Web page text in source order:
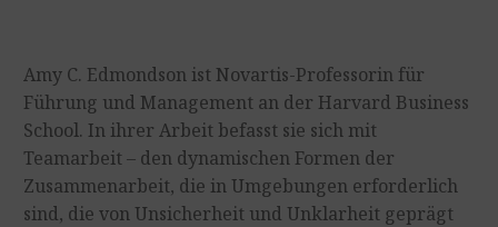
Amy C. Edmondson ist Novartis-Professorin für
Führung und Management an der Harvard Business
School. In ihrer Arbeit befasst sie sich mit
Teamarbeit – den dynamischen Formen der
Zusammenarbeit, die in Umgebungen erforderlich
sind, die von Unsicherheit und Unklarheit geprägt